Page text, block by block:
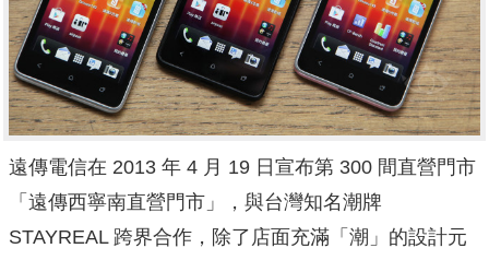
遠傳電信在 2013 年 4 月 19 日宣布第 300 間直營門市
「遠傳西寧南直營門市」，與台灣知名潮牌
STAYREAL 跨界合作，除了店面充滿「潮」的設計元